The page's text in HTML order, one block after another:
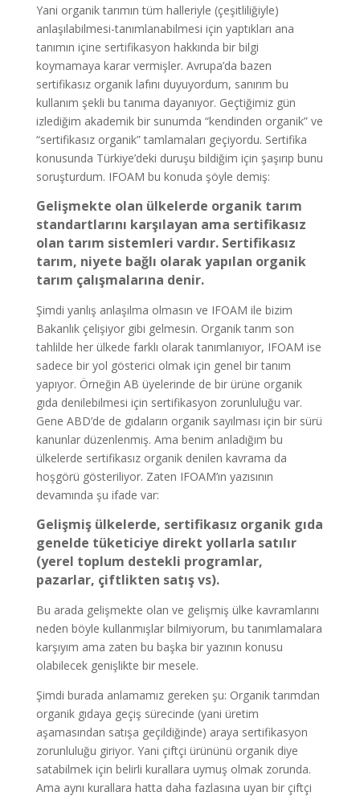
Yani organik tarımın tüm halleriyle (çeşitliliğiyle)
anlaşılabilmesi-tanımlanabilmesi için yaptıkları ana
tanımın içine sertifikasyon hakkında bir bilgi
koymamaya karar vermişler. Avrupa’da bazen
sertifikasız organik lafını duyuyordum, sanırım bu
kullanım şekli bu tanıma dayanıyor. Geçtiğimiz gün
izlediğim akademik bir sunumda “kendinden organik” ve
“sertifikasız organik” tamlamaları geçiyordu. Sertifika
konusunda Türkiye’deki duruşu bildiğim için şaşırıp bunu
soruşturdum. IFOAM bu konuda şöyle demiş:
Gelişmekte olan ülkelerde organik tarım
standartlarını karşılayan ama sertifikasız
olan tarım sistemleri vardır. Sertifikasız
tarım, niyete bağlı olarak yapılan organik
tarım çalışmalarına denir.
Şimdi yanlış anlaşılma olmasın ve IFOAM ile bizim
Bakanlık çelişiyor gibi gelmesin. Organik tarım son
tahlilde her ülkede farklı olarak tanımlanıyor, IFOAM ise
sadece bir yol gösterici olmak için genel bir tanım
yapıyor. Örneğin AB üyelerinde de bir ürüne organik
gıda denilebilmesi için sertifikasyon zorunluluğu var.
Gene ABD’de de gıdaların organik sayılması için bir sürü
kanunlar düzenlenmiş. Ama benim anladığım bu
ülkelerde sertifikasız organik denilen kavrama da
hoşgörü gösteriliyor. Zaten IFOAM’ın yazısının
devamında şu ifade var:
Gelişmiş ülkelerde, sertifikasız organik gıda
genelde tüketiciye direkt yollarla satılır
(yerel toplum destekli programlar,
pazarlar, çiftlikten satış vs).
Bu arada gelişmekte olan ve gelişmiş ülke kavramlarını
neden böyle kullanmışlar bilmiyorum, bu tanımlamalara
karşıyım ama zaten bu başka bir yazının konusu
olabilecek genişlikte bir mesele.
Şimdi burada anlamamız gereken şu: Organik tarımdan
organik gıdaya geçiş sürecinde (yani üretim
aşamasından satışa geçildiğinde) araya sertifikasyon
zorunluluğu giriyor. Yani çiftçi ürününü organik diye
satabilmek için belirli kurallara uymuş olmak zorunda.
Ama aynı kurallara hatta daha fazlasına uyan bir çiftçi